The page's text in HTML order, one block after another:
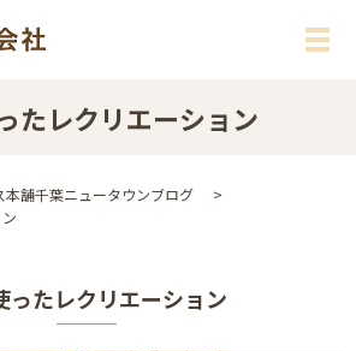
メ
たレクリエーション
本舗千葉ニュータウンブログ
ったレクリエーション